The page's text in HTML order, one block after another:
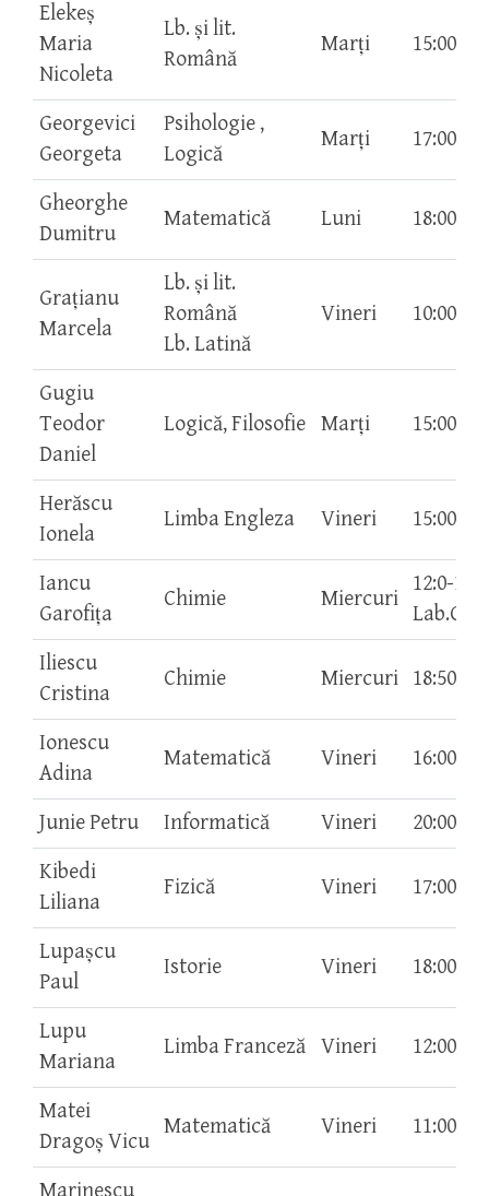
Elekeş
Maria
Nicoleta
Lb. și lit.
Română
Marți 15:00-
Georgevici
Georgeta
Psihologie ,
Logică
Marți 17:00-
Gheorghe
Dumitru
Matematică Luni 18:00-
Grațianu
Marcela
Lb. și lit.
Română
Lb. Latină
Vineri 10:00-
Gugiu
Teodor
Daniel
Logică, Filosofie Marți 15:00-
Herăscu
Ionela
Limba Engleza Vineri 15:00-
Iancu
Garofița
Chimie Miercuri
12:0-
Iliescu
Cristina
Chimie Miercuri 18:50-
Ionescu
Adina
Matematică Vineri 16:00-
Junie Petru Informatică Vineri
20:00-
Kibedi
Liliana
Fizică Vineri 17:00-
Lupașcu
Paul
Istorie Vineri 18:00-
Lupu
Mariana
Limba Franceză Vineri 12:00-
Matei
Dragoş Vicu
Matematică Vineri 11:00-